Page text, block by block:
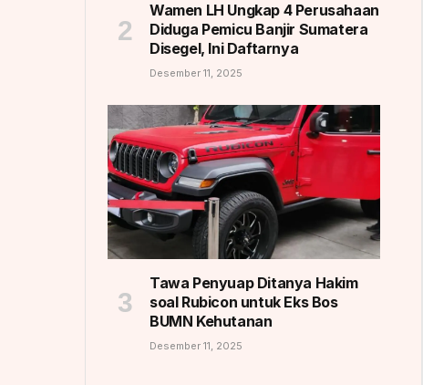
Wamen LH Ungkap 4 Perusahaan
Diduga Pemicu Banjir Sumatera
Disegel, Ini Daftarnya
Desember 11, 2025
Tawa Penyuap Ditanya Hakim
soal Rubicon untuk Eks Bos
BUMN Kehutanan
Desember 11, 2025